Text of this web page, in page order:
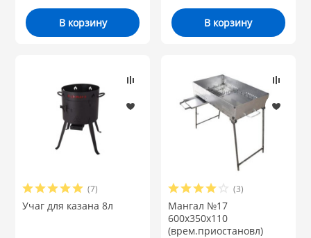
В корзину В корзину
(7)
Учаг для казана 8л
(3)
Мангал №17
600х350х110
(врем.приостановл)